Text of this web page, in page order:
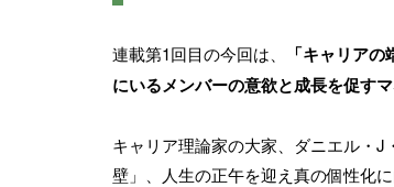
連載第1回目の今回は、
「キャリア
にいるメンバーの意欲と成長を促す
キャリア理論家の大家、ダニエル・
壁」、人生の正午を迎え真の個性化